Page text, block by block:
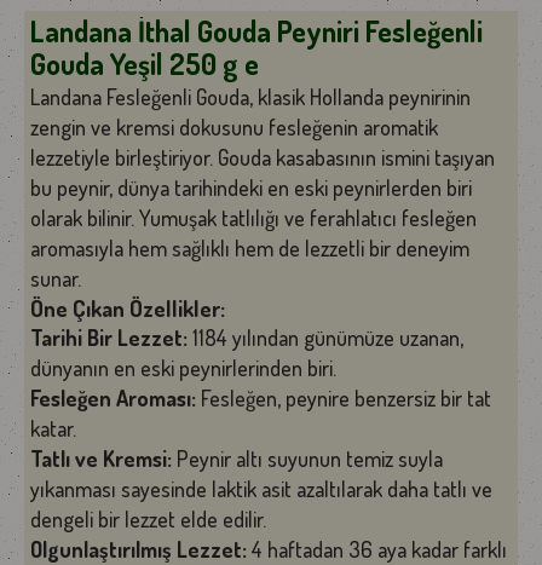
Landana İthal Gouda Peyniri Fesleğenli
Gouda Yeşil 250 g e
Landana Fesleğenli Gouda, klasik Hollanda peynirinin
zengin ve kremsi dokusunu fesleğenin aromatik
lezzetiyle birleştiriyor. Gouda kasabasının ismini taşıyan
bu peynir, dünya tarihindeki en eski peynirlerden biri
olarak bilinir. Yumuşak tatlılığı ve ferahlatıcı fesleğen
aromasıyla hem sağlıklı hem de lezzetli bir deneyim
sunar.
Öne Çıkan Özellikler:
Tarihi Bir Lezzet: 1184 yılından günümüze uzanan,
dünyanın en eski peynirlerinden biri.
Fesleğen Aroması: Fesleğen, peynire benzersiz bir tat
katar.
Tatlı ve Kremsi: Peynir altı suyunun temiz suyla
yıkanması sayesinde laktik asit azaltılarak daha tatlı ve
dengeli bir lezzet elde edilir.
Olgunlaştırılmış Lezzet: 4 haftadan 36 aya kadar farklı